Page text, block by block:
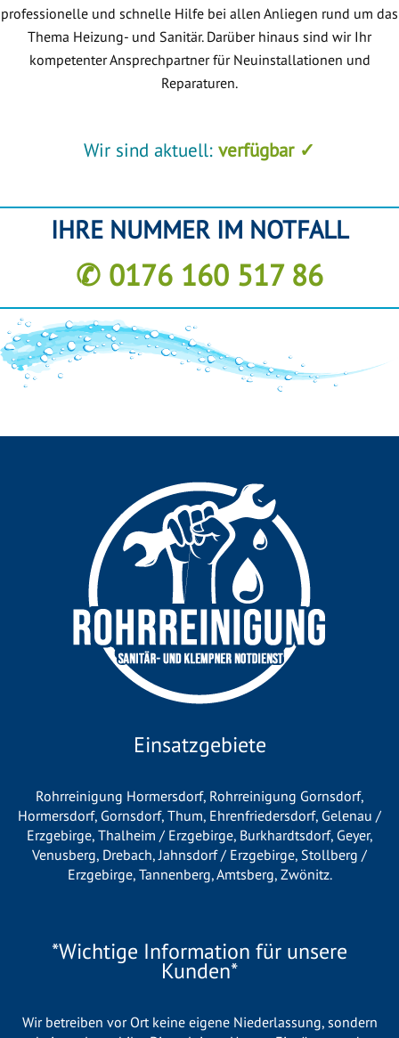
professionelle und schnelle Hilfe bei allen Anliegen rund um das
Thema Heizung- und Sanitär. Darüber hinaus sind wir Ihr
kompetenter Ansprechpartner für Neuinstallationen und
Reparaturen.
Wir sind aktuell: verfügbar ✓
IHRE NUMMER IM NOTFALL
✆ 0176 160 517 86
Einsatzgebiete
Rohrreinigung Hormersdorf, Rohrreinigung Gornsdorf,
Hormersdorf, Gornsdorf, Thum, Ehrenfriedersdorf, Gelenau /
Erzgebirge, Thalheim / Erzgebirge, Burkhardtsdorf, Geyer,
Venusberg, Drebach,Jahnsdorf / Erzgebirge, Stollberg /
Erzgebirge, Tannenberg,Amtsberg, Zwönitz.
*Wichtige Information für unsere
Kunden*
Wir betreiben vor Ort keine eigene Niederlassung, sondern